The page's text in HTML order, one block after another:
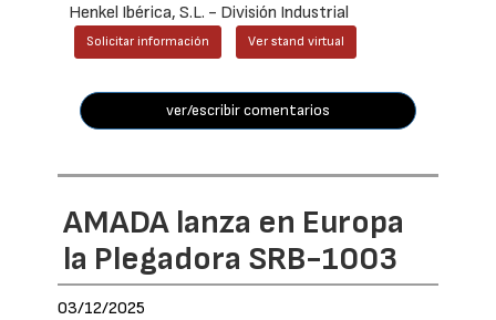
Henkel Ibérica, S.L. - División Industrial
Solicitar información Ver stand virtual
ver/escribir comentarios
AMADA lanza en Europa
la Plegadora SRB-1003
03/12/2025